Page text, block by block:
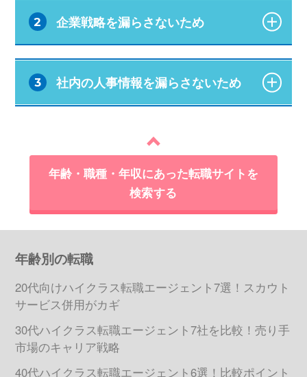
2 企業戦略を漏らさないため
3 社内の人事情報を漏らさないため
年齢・職種・年収にあった転職サイトを
検索する
年齢別の転職
20代向けハイクラス転職エージェント7選！スカウト
サービス併用がカギ
30代ハイクラス転職エージェント7社を比較！売り手
市場のキャリア戦略
40代ハイクラス転職エージェント6選！比較ポイント